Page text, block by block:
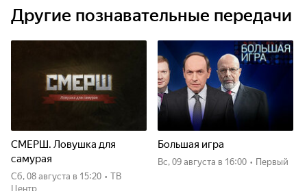
Другие познавательные передачи
СМЕРШ. Ловушка для
самурая
сб, 08 августа в 15:20 • ТВ
Центр
Большая игра
вс, 09 августа в 16:00 • Первый